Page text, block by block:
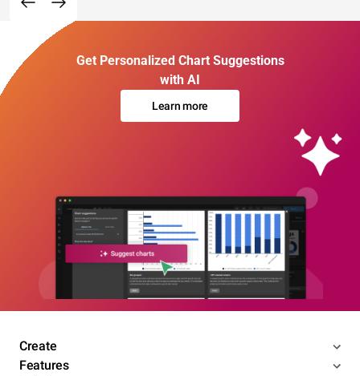
Get Personalized Chart Suggestions
with AI
Learn more
Create
Features